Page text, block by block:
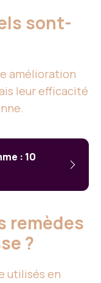
sont-
amélioration
leur efficacité
: 10
remèdes
?
utilisés en